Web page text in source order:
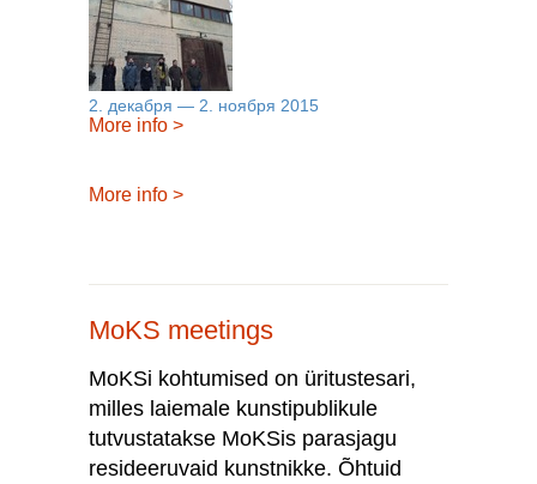
2. декабря — 2. ноября 2015
More info >
More info >
MoKS meetings
MoKSi kohtumised on üritustesari,
milles laiemale kunstipublikule
tutvustatakse MoKSis parasjagu
resideeruvaid kunstnikke. Õhtuid